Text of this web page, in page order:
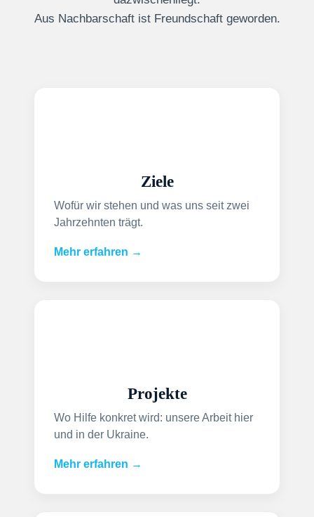
Aus Nachbarschaft ist Freundschaft geworden.
Ziele
Wofür wir stehen und was uns seit zwei
Jahrzehnten trägt.
Mehr erfahren →
Projekte
Wo Hilfe konkret wird: unsere Arbeit hier
und in der Ukraine.
Mehr erfahren →